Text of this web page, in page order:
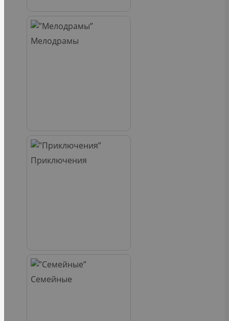
Мелодрамы
Приключения
Семейные